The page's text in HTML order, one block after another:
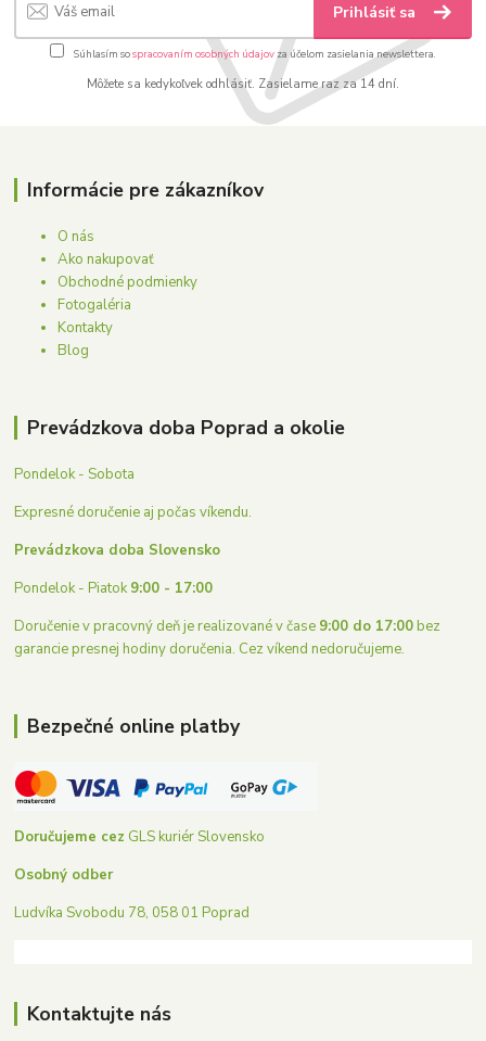
Prihlásiť sa
Súhlasím sospracovaním osobných údajov za účelom zasielania newslettera.
Môžete sa kedykoľvek odhlásiť. Zasielame raz za 14 dní.
Informácie pre zákazníkov
O nás
Ako nakupovať
Obchodné podmienky
Fotogaléria
Kontakty
Blog
Prevádzkova doba Poprad a okolie
Pondelok - Sobota
Expresné doručenie aj počas víkendu.
Prevádzkova doba Slovensko
Pondelok - Piatok9:00 - 17:00
Doručenie v pracovný deň je realizované v čase 9:00 do 17:00bez
garancie presnej hodiny doručenia. Cez víkend nedoručujeme.
Bezpečné online platby
Doručujeme cez GLS kuriér Slovensko
Osobný odber
Ludvíka Svobodu 78, 058 01 Poprad
Kontaktujte nás